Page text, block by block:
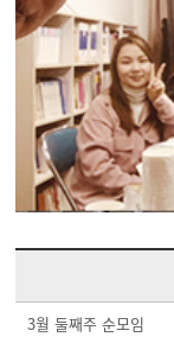
3월 둘째주 순모임